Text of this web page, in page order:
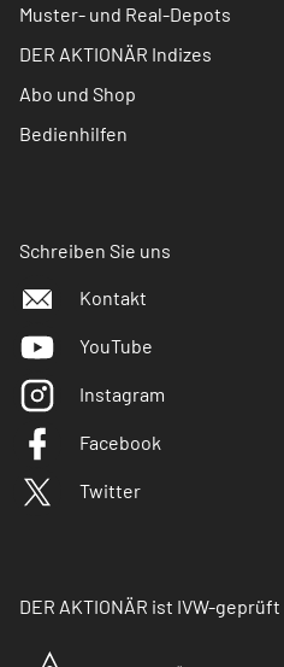
Muster- und Real-Depots
DER AKTIONÄR Indizes
Abo und Shop
Bedienhilfen
Schreiben Sie uns
Kontakt
YouTube
Instagram
Facebook
Twitter
DER AKTIONÄR ist IVW-geprüft